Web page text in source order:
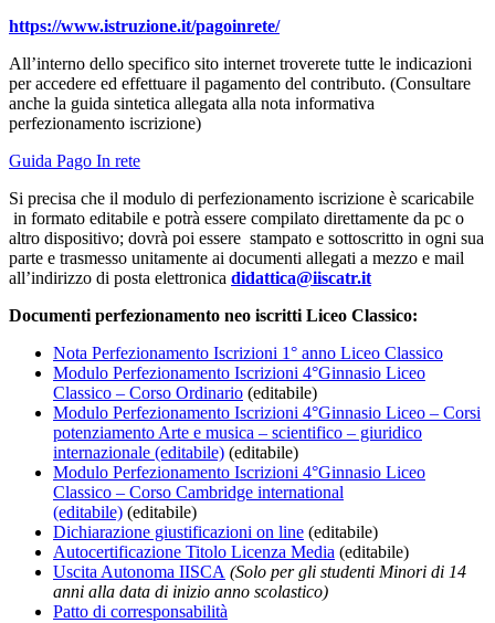
https://www.istruzione.it/pagoinrete/
All’interno dello specifico sito internet troverete tutte le indicazioni
per accedere ed effettuare il pagamento del contributo. (Consultare
anche la guida sintetica allegata alla nota informativa
perfezionamento iscrizione)
Guida Pago In rete
Si precisa che il modulo di perfezionamento iscrizione è scaricabile
in formato editabile e potrà essere compilato direttamente da pc o
altro dispositivo; dovrà poi essere stampato e sottoscritto in ogni sua
parte e trasmesso unitamente ai documenti allegati a mezzo e mail
all’indirizzo di posta elettronica didattica@iiscatr.it
Documenti perfezionamento neo iscritti Liceo Classico:
Nota Perfezionamento Iscrizioni 1° anno Liceo Classico
Modulo Perfezionamento Iscrizioni 4°Ginnasio Liceo
Classico – Corso Ordinario (editabile)
Modulo Perfezionamento Iscrizioni 4°Ginnasio Liceo – Corsi
potenziamento Arte e musica – scientifico – giuridico
internazionale (editabile) (editabile)
Modulo Perfezionamento Iscrizioni 4°Ginnasio Liceo
Classico – Corso Cambridge international
(editabile) (editabile)
Dichiarazione giustificazioni on line (editabile)
Autocertificazione Titolo Licenza Media (editabile)
Uscita Autonoma IISCA (Solo per gli studenti Minori di 14
anni alla data di inizio anno scolastico)
Patto di corresponsabilità